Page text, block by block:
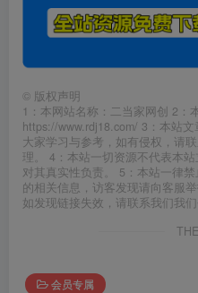
© 版权声明
1：本网站名称：二当家网创 2：
https://www.rdj18.com/ 3：本站
大家学习与参考，如有侵权，请
理。 4：本站一切资源不代表本
对其真实性负责。 5：本站一律
的相关信息，访客发现请向客服
如发现链接失效，请联系我们我们
会员专属